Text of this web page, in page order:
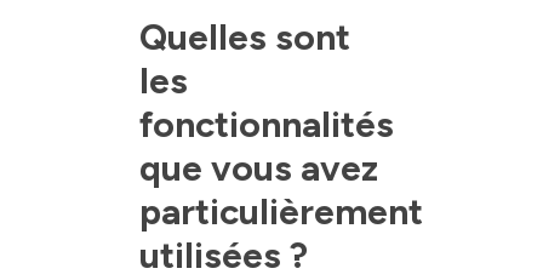
Quelles sont
les
fonctionnalités
que vous avez
particulièrement
utilisées ?